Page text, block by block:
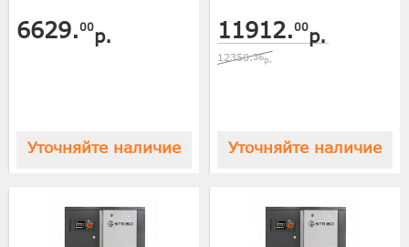
6629.00р.
Уточняйте наличие
11912.00р.
12350.36р.
Уточняйте наличие